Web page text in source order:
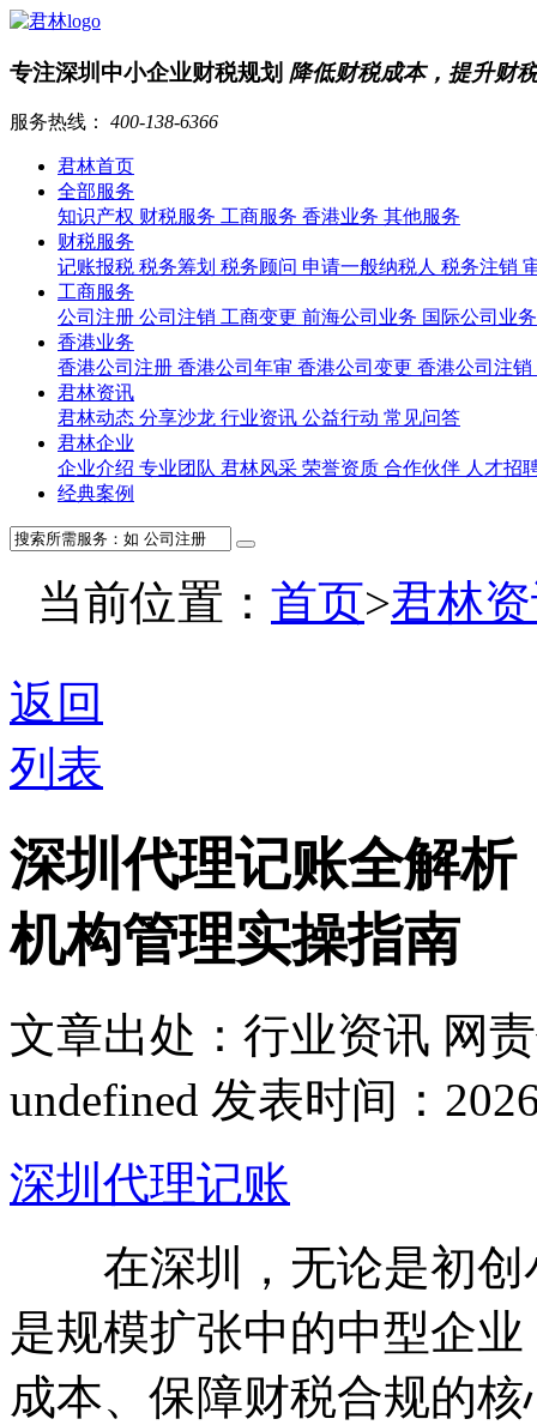
专注深圳中小企业财税规划 降低财税成本，提升财
服务热线： 400-138-6366
君林首页
全部服务
知识产权 财税服务 工商服务 香港业务 其他服务
财税服务
记账报税 税务筹划 税务顾问 申请一般纳税人 税务注销
工商服务
公司注册 公司注销 工商变更 前海公司业务 国际公司业
香港业务
香港公司注册 香港公司年审 香港公司变更 香港公司注销
君林资讯
君林动态 分享沙龙 行业资讯 公益行动 常见问答
君林企业
企业介绍 专业团队 君林风采 荣誉资质 合作伙伴 人才招
经典案例
当前位置： 首页>君林
返回
列表
深圳代理记账全解
机构管理实操指南
文章出处：行业资讯 网
undefined 发表时间：
深圳代理记账
在深圳，无论是初创
是规模扩张中的中型企
成本、保障财税合规的